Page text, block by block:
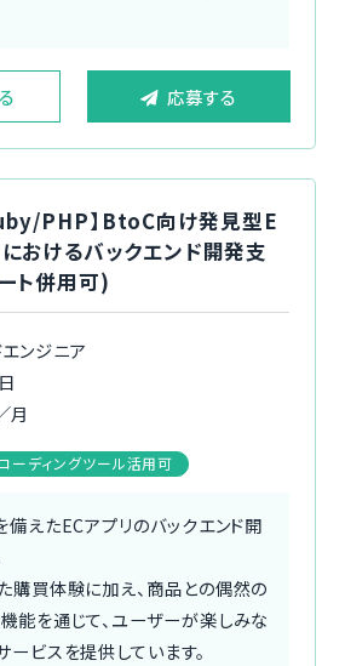
応募する
PHP】BtoC向け発見型E
おけるバックエンド開発支
ト併用可)
ンジニア
月
ーディングツール活用可
備えたECアプリのバックエンド開
購買体験に加え、商品との偶然の
能を通じて、ユーザーが楽しみな
ビスを提供しています。